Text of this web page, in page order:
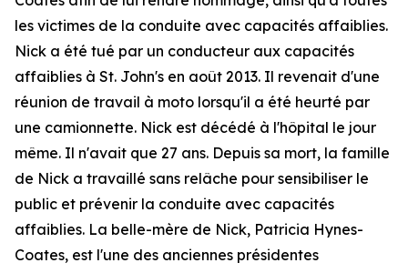
les victimes de la conduite avec capacités affaiblies.
Nick a été tué par un conducteur aux capacités
affaiblies à St. John's en août 2013. Il revenait d'une
réunion de travail à moto lorsqu'il a été heurté par
une camionnette. Nick est décédé à l'hôpital le jour
même. Il n'avait que 27 ans. Depuis sa mort, la famille
de Nick a travaillé sans relâche pour sensibiliser le
public et prévenir la conduite avec capacités
affaiblies. La belle-mère de Nick, Patricia Hynes-
Coates, est l'une des anciennes présidentes